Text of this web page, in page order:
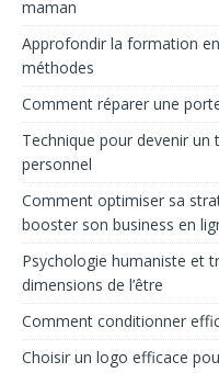
maman
Approfondir la formation
méthodes
Comment réparer une
Technique pour devenir
personnel
Comment optimiser sa
booster son business en
Psychologie humaniste et
dimensions de l’être
Comment conditionner
Choisir un logo efficace